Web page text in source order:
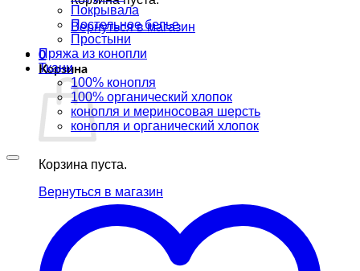
Вернуться в магазин
0
Корзина
Корзина пуста.
Вернуться в магазин
Покрывала
Постельное белье
Простыни
Пряжа из конопли
Ткани
100% конопля
100% органический хлопок
конопля и мериносовая шерсть
конопля и органический хлопок